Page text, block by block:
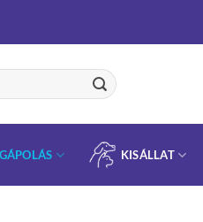
KISÁLLAT